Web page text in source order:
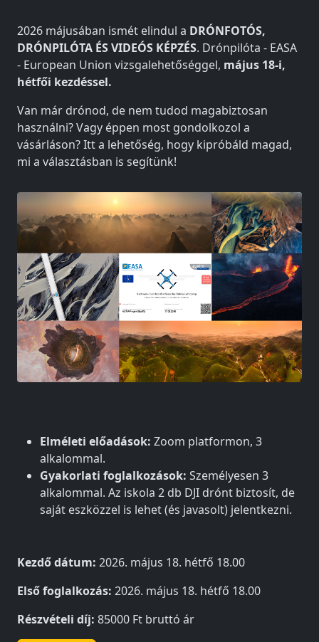
2026 májusában ismét elindul a DRÓNFOTÓS,
DRÓNPILÓTA ÉS VIDEÓS KÉPZÉS. Drónpilóta - EASA
- European Union vizsgalehetőséggel, május 18-i,
hétfői kezdéssel.
Van már drónod, de nem tudod magabiztosan
használni? Vagy éppen most gondolkozol a
vásárláson? Itt a lehetőség, hogy kipróbáld magad,
mi a választásban is segítünk!
Elméleti előadások: Zoom platformon, 3
alkalommal.
Gyakorlati foglalkozások: Személyesen 3
alkalommal. Az iskola 2 db DJI drónt biztosít, de
saját eszközzel is lehet (és javasolt) jelentkezni.
Kezdő dátum: 2026. május 18. hétfő 18.00
Első foglalkozás: 2026. május 18. hétfő 18.00
Részvételi díj: 85000 Ft bruttó ár